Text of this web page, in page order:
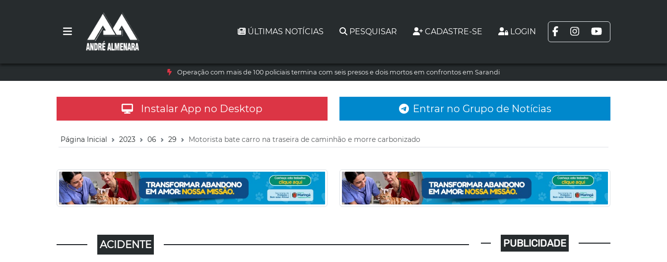
ÚLTIMAS NOTÍCIAS PESQUISAR CADASTRE-SE LOGIN
Operação com mais de 100 policiais termina com seis presos e dois mortos em confrontos em Sarandi
Instalar App no Desktop Entrar no Grupo de Notícias
Página Inicial 2023 06 29 Motorista bate carro na traseira de caminhão e morre carbonizado
ACIDENTE PUBLICIDADE